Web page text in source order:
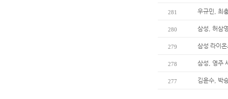
281 우규민, 최
280 삼성, 허삼
279 삼성 라이온
278 삼성, 영주
277 김윤수, 박